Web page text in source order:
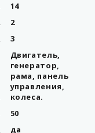
14
2
3
Двигатель,
генератор,
рама, панель
управления,
колеса.
50
да